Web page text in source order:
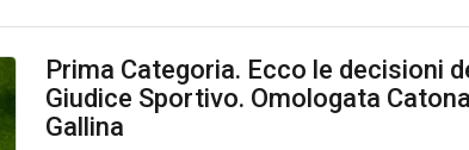
Prima Categoria. Ecco le decisioni
Giudice Sportivo. Omologata
Gallina